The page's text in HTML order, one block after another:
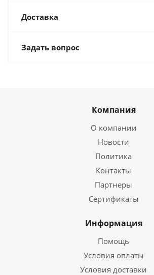
Доставка
Задать вопрос
Компания
О компании
Новости
Политика
Контакты
Партнеры
Сертификаты
Информация
Помощь
Условия оплаты
Условия доставки